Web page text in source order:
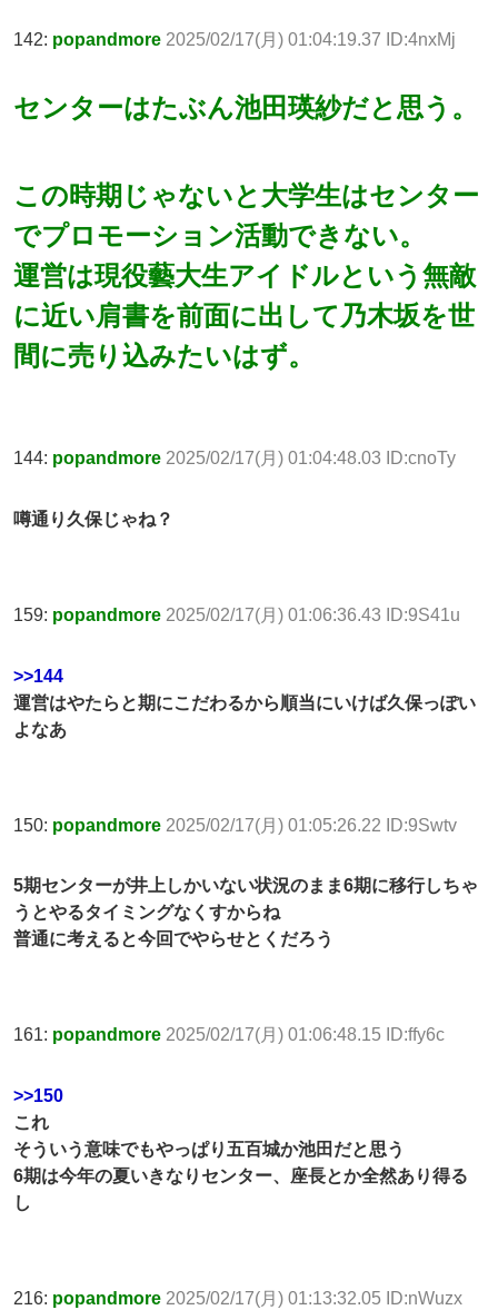
142: popandmore 2025/02/17(月) 01:04:19.37 ID:4nxMj
センターはたぶん池田瑛紗だと思う。
この時期じゃないと大学生はセンター
でプロモーション活動できない。
運営は現役藝大生アイドルという無敵
に近い肩書を前面に出して乃木坂を世
間に売り込みたいはず。
144: popandmore 2025/02/17(月) 01:04:48.03 ID:cnoTy
噂通り久保じゃね？
159: popandmore 2025/02/17(月) 01:06:36.43 ID:9S41u
>>144
運営はやたらと期にこだわるから順当にいけば久保っぽい
よなあ
150: popandmore 2025/02/17(月) 01:05:26.22 ID:9Swtv
5期センターが井上しかいない状況のまま6期に移行しちゃ
うとやるタイミングなくすからね
普通に考えると今回でやらせとくだろう
161: popandmore 2025/02/17(月) 01:06:48.15 ID:ffy6c
>>150
これ
そういう意味でもやっぱり五百城か池田だと思う
6期は今年の夏いきなりセンター、座長とか全然あり得る
し
216: popandmore 2025/02/17(月) 01:13:32.05 ID:nWuzx